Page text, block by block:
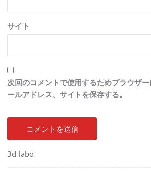
サイト
次回のコメントで使用するためブラウザ
ールアドレス、サイトを保存する。
3d-labo